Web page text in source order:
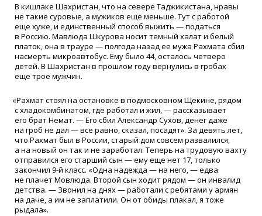
В кишлаке Шахристан, что на севере Таджикистана, нравы
не такие суровые, а мужиков еще меньше. Тут с работой
еще хуже, и единственный способ выжить — податься
в Россию. Мавлюда Шкурова носит темный халат и белый
платок, она в трауре — полгода назад ее мужа Рахмата сбил
насмерть микроавтобус. Ему было 44, осталось четверо
детей. В Шахристан в прошлом году вернулись в гробах
еще трое мужчин.
«Рахмат стоял на остановке в подмосковном Щекине, рядом
с хладокомбинатом, где работал и жил, — рассказывает
его брат Немат. — Его сбил Александр Сухов, денег даже
на гроб не дал — все равно, сказал, посадят». За девять лет,
что Рахмат был в России, старый дом совсем развалился,
а на новый он так и не заработал. Теперь на трудовую вахту
отправился его старший сын — ему еще нет 17, только
закончил 9-й класс. «Одна надежда — на него, — едва
не плачет Мовлюда. Второй сын ходит рядом — он инвалид
детства. — Звонил на днях — работали с ребятами у армян
на даче, а им не заплатили. Он от обиды плакал, я тоже
рыдала».